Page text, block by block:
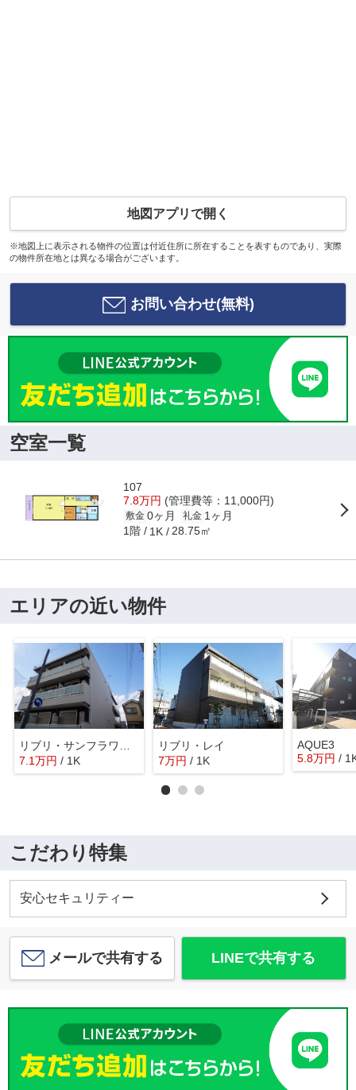
地図アプリで開く
※地図上に表示される物件の位置は付近住所に所在することを表すものであり、実際
の物件所在地とは異なる場合がございます。
お問い合わせ(無料)
空室一覧
107
7.8万円 (管理費等：11,000円)
敷金 0ヶ月 礼金 1ヶ月
1階 1K 28.75㎡
エリアの近い物件
7.1万円 / 1K
リブリ・レイ
7万円 / 1K
AQUE3
5.8万円 /
こだわり特集
安心セキュリティー
メールで共有する LINEで共有する